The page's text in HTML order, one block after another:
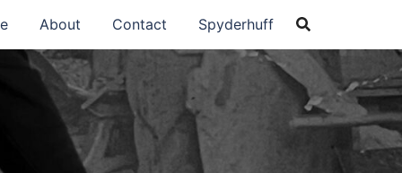
About Contact Spyderhuff